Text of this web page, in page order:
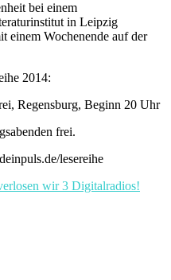
bei einem
in Leipzig
einem Wochenende auf der
2014:
Regensburg, Beginn 20 Uhr
frei.
lesereihe
wir 3 Digitalradios!